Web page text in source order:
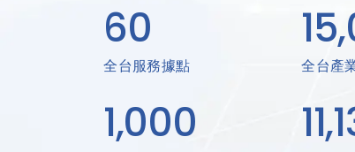
60
全台服務據點 全台產
1,000